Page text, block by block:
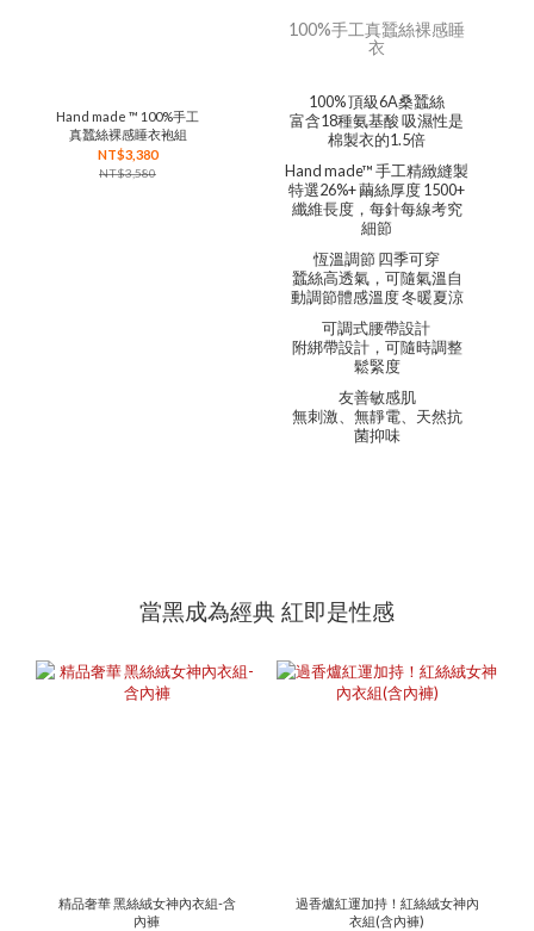
Hand made ™ 100%手工
真蠶絲裸感睡衣袍組
NT$3,380
NT$3,580
100%手工真蠶絲裸感睡
衣
100% 頂級6A桑蠶絲
富含18種氨基酸 吸濕性是
棉製衣的1.5倍
Hand made™ 手工精緻縫製
特選26%+ 繭絲厚度 1500+
纖維長度，每針每線考究
細節
恆溫調節 四季可穿
蠶絲高透氣，可隨氣溫自
動調節體感溫度 冬暖夏涼
可調式腰帶設計
附綁帶設計，可隨時調整
鬆緊度
友善敏感肌
無刺激、無靜電、天然抗
菌抑味
當黑成為經典 紅即是性感
精品奢華 黑絲絨女神內衣組-含
內褲
過香爐紅運加持！紅絲絨女神內
衣組(含內褲)